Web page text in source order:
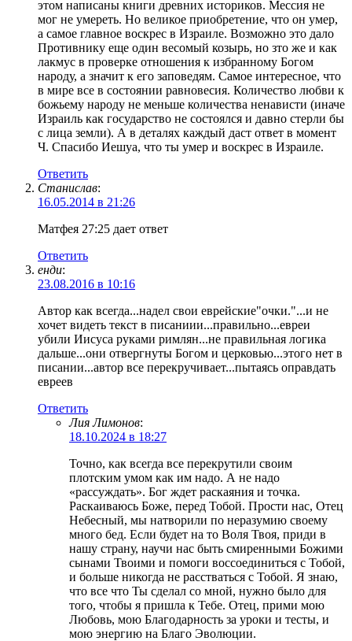
этом написаны книги древних историков. Мессия не
мог не умереть. Но великое приобретение, что он умер,
а самое главное воскрес в Израиле. Возможно это дало
Противнику еще один весомый козырь, но зто же и как
лакмус в проверке отношения к избранному Богом
народу, а значит к его заповедям. Самое интересное, что
в мире все в состоянии равновесия. Количество любви к
божьему народу не меньше количества ненависти (иначе
Израиль как государство не состоялся и давно стерли бы
с лица земли). А в деталях каждый даст ответ в момент
Ч. Спасибо Иешуа, что ты умер и воскрес в Израиле.
Ответить
Станислав:
16.05.2014 в 21:26
Матфея 27:25 дает ответ
Ответить
енди:
23.08.2016 в 10:16
Автор как всегда...надел свои еврейские"очки."...и не
хочет видеть текст в писаниии...правильно...евреи
убили Иисуса руками римлян...не правильная логика
дальше...они отвергнуты Богом и церковью...этого нет в
писании...автор все перекручивает...пытаясь оправдать
евреев
Ответить
Лия Лимонов:
18.10.2024 в 18:27
Точно, как всегда все перекрутили своим
плотским умом как им надо. А не надо
«рассуждать». Бог ждет раскаяния и точка.
Раскаиваюсь Боже, перед Тобой. Прости нас, Отец
Небесный, мы натворили по неразумию своему
много бед. Если будет на то Воля Твоя, приди в
нашу страну, научи нас быть смиренными Божими
сынами Твоими и помоги воссоединиться с Тобой,
и больше никогда не расстваться с Тобой. Я знаю,
что все что Ты сделал со мной, нужно было для
того, чтобы я пришла к Тебе. Отец, прими мою
Любовь, мою Благодарность за уроки и тесты, и
мою энергию на Благо Эволюции.